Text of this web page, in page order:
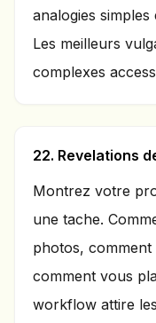
analogies
Les meilleurs
complexes
22. Revelations
Montrez votre
une tache.
photos,
comment vous
workflow attire